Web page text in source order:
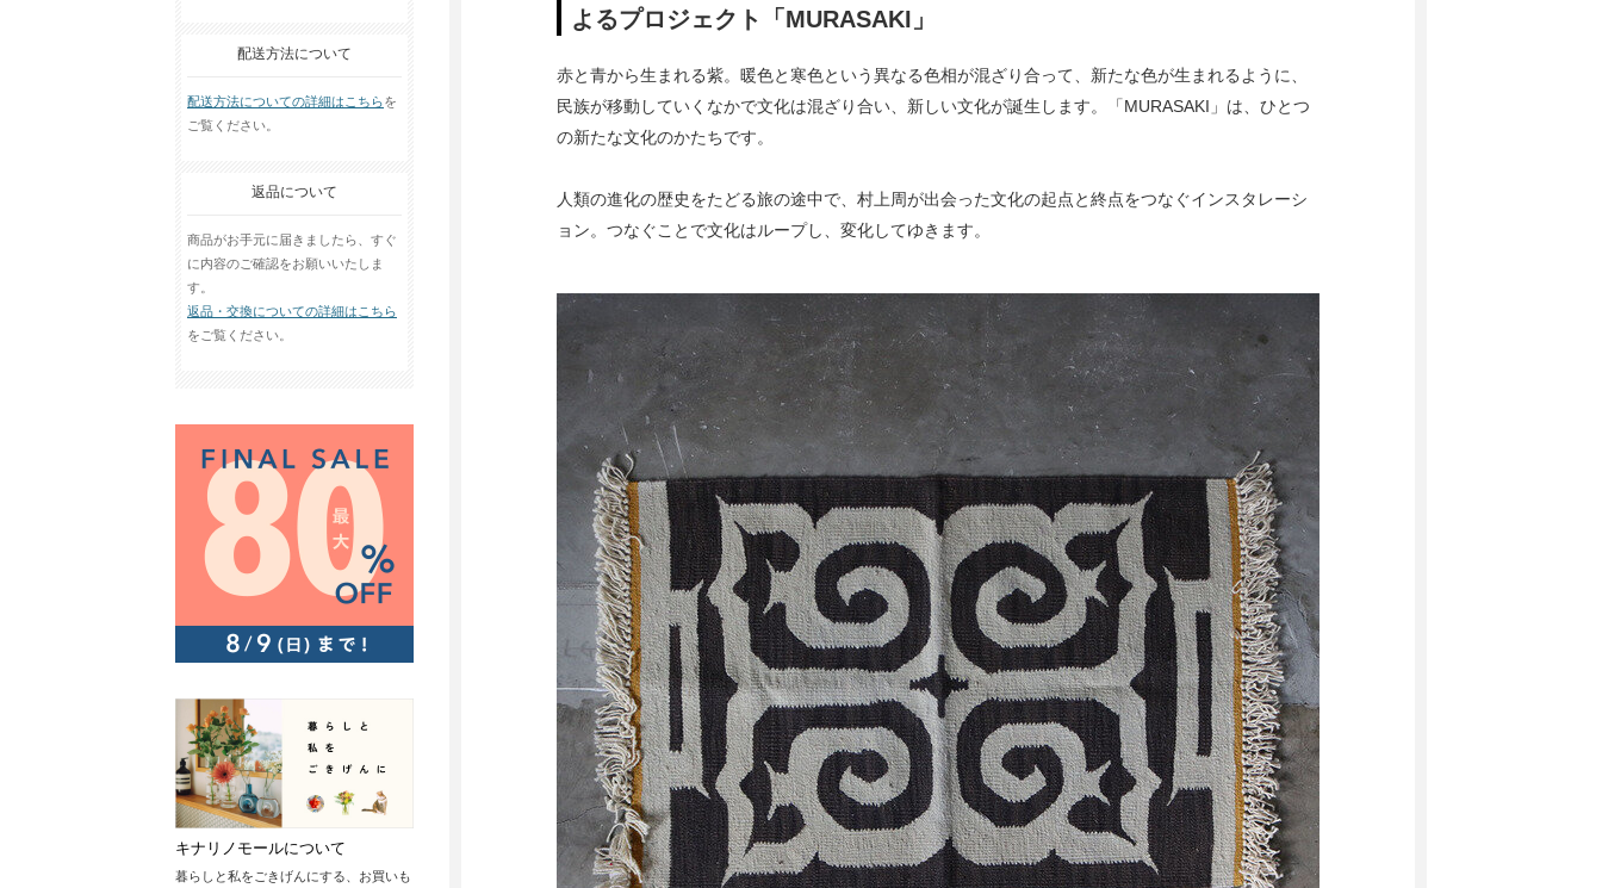
配送方法について
配送方法についての詳細はこちらを
ご覧ください。
返品について
商品がお手元に届きましたら、すぐ
に内容のご確認をお願いいたしま
す。
返品・交換についての詳細はこちら
をご覧ください。
キナリノモールについて
暮らしと私をごきげんにする、お買いも
よるプロジェクト「MURASAKI」
赤と青から生まれる紫。暖色と寒色という異なる色相が混ざり合って、新たな色が生まれるように、
民族が移動していくなかで文化は混ざり合い、新しい文化が誕生します。「MURASAKI」は、ひとつ
の新たな文化のかたちです。
人類の進化の歴史をたどる旅の途中で、村上周が出会った文化の起点と終点をつなぐインスタレーシ
ョン。つなぐことで文化はループし、変化してゆきます。